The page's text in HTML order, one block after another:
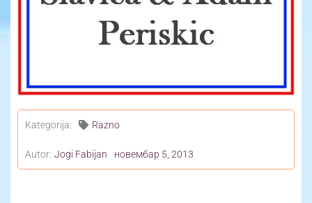
Yoga Travel
Blog
Kategorija: Razno
Autor: Jogi Fabijan новембар 5, 2013